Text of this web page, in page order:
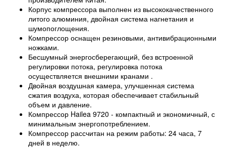
Корпус компрессора выполнен из высококачественного
литого алюминия, двойная система нагнетания и
шумопоглощения.
Компрессор оснащен резиновыми, антивибрационными
ножками.
Бесшумный энергосберегающий, без встроенной
регулировки потока, регулировка потока
осуществляется внешними кранами .
Двойная воздушная камера, улучшенная система
сжатия воздуха, которая обеспечивает стабильный
объем и давление.
Компрессор Hailea 9720 - компактный и экономичный, с
минимальным энергопотреблением.
Компрессор рассчитан на режим работы: 24 часа, 7
дней в неделю.